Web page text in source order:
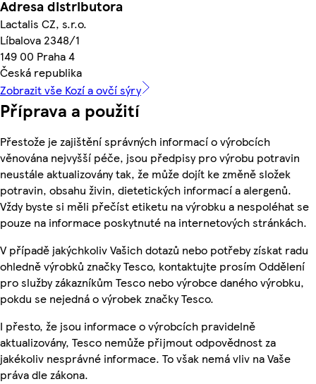
Adresa distributora
Lactalis CZ, s.r.o.
Líbalova 2348/1
149 00 Praha 4
Česká republika
Zobrazit vše Kozí a ovčí sýry
Příprava a použití
Přestože je zajištění správných informací o výrobcích
věnována nejvyšší péče, jsou předpisy pro výrobu potravin
neustále aktualizovány tak, že může dojít ke změně složek
potravin, obsahu živin, dietetických informací a alergenů.
Vždy byste si měli přečíst etiketu na výrobku a nespoléhat se
pouze na informace poskytnuté na internetových stránkách.
V případě jakýchkoliv Vašich dotazů nebo potřeby získat radu
ohledně výrobků značky Tesco, kontaktujte prosím Oddělení
pro služby zákazníkům Tesco nebo výrobce daného výrobku,
pokdu se nejedná o výrobek značky Tesco.
I přesto, že jsou informace o výrobcích pravidelně
aktualizovány, Tesco nemůže přijmout odpovědnost za
jakékoliv nesprávné informace. To však nemá vliv na Vaše
práva dle zákona.